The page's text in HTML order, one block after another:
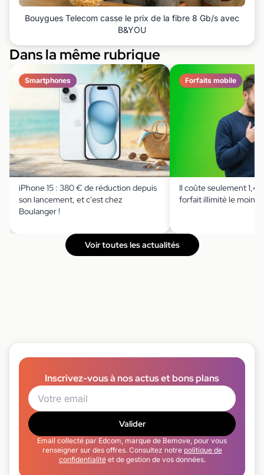
Bouygues Telecom casse le prix de la fibre 8 Gb/s avec
B&YOU
Dans la même rubrique
Smartphones
iPhone 15 : 380 € de réduction depuis
son lancement, et c'est chez
Boulanger !
Forfaits mobile
Il coûte seulement
forfait illimité le moins
Voir toutes les actualités
Inscrivez-vous à nos actus et bons plans
Valider
Email collecté par Edcom, marque de Bemove, pour vous
renseigner sur des offres. Consultez notre politique de
confidentialitéet de gestion de vos données.